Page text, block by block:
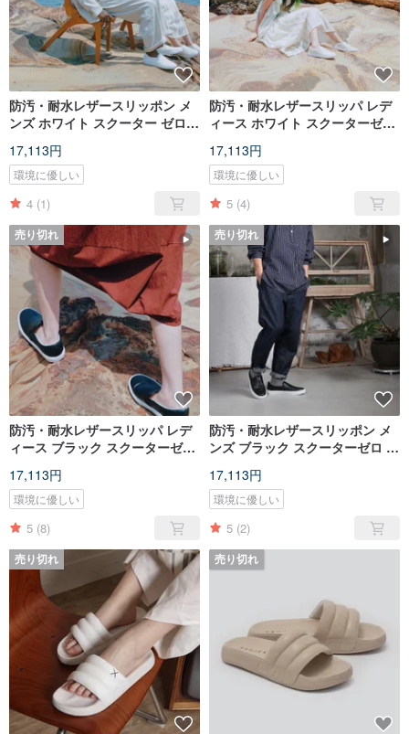
防汚・耐水レザースリッポン メ
ンズ ホワイト スクーター ゼロ
17,113円
環境に優しい
4 (1)
防汚・耐水レザースリッパ レデ
ィース ホワイト スクーターゼロ
17,113円
環境に優しい
5 (4)
売り切れ
防汚・耐水レザースリッパ レデ
ィース ブラック スクーターゼロ
17,113円
環境に優しい
5 (8)
売り切れ
防汚・耐水レザースリッポン メ
ンズ ブラック スクーターゼロ ブ
17,113円
環境に優しい
5 (2)
売り切れ 売り切れ